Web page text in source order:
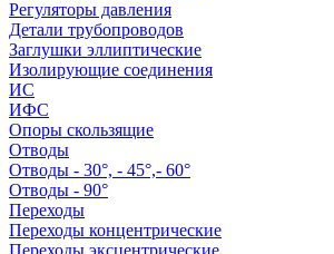
Регуляторы давления
Детали трубопроводов
Заглушки эллиптические
Изолирующие соединения
ИС
ИФС
Опоры скользящие
Отводы
Отводы - 30°, - 45°,- 60°
Отводы - 90°
Переходы
Переходы концентрические
Переходы эксцентрические